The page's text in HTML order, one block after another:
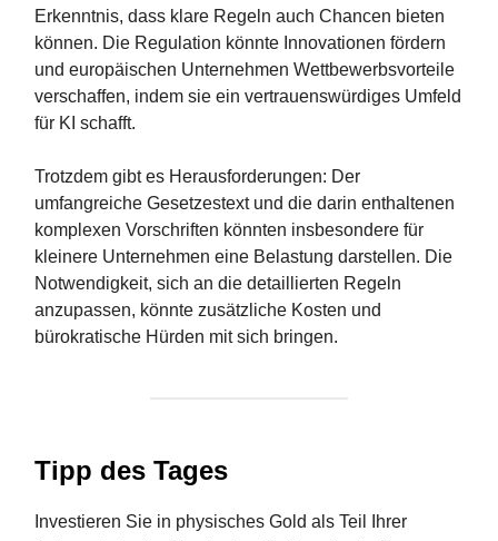
Erkenntnis, dass klare Regeln auch Chancen bieten
können. Die Regulation könnte Innovationen fördern
und europäischen Unternehmen Wettbewerbsvorteile
verschaffen, indem sie ein vertrauenswürdiges Umfeld
für KI schafft​​​​.
Trotzdem gibt es Herausforderungen: Der
umfangreiche Gesetzestext und die darin enthaltenen
komplexen Vorschriften könnten insbesondere für
kleinere Unternehmen eine Belastung darstellen. Die
Notwendigkeit, sich an die detaillierten Regeln
anzupassen, könnte zusätzliche Kosten und
bürokratische Hürden mit sich bringen​​​.
Tipp des Tages
Investieren Sie in physisches Gold als Teil Ihrer